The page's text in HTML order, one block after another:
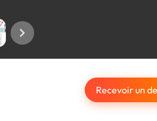
Recevoir un